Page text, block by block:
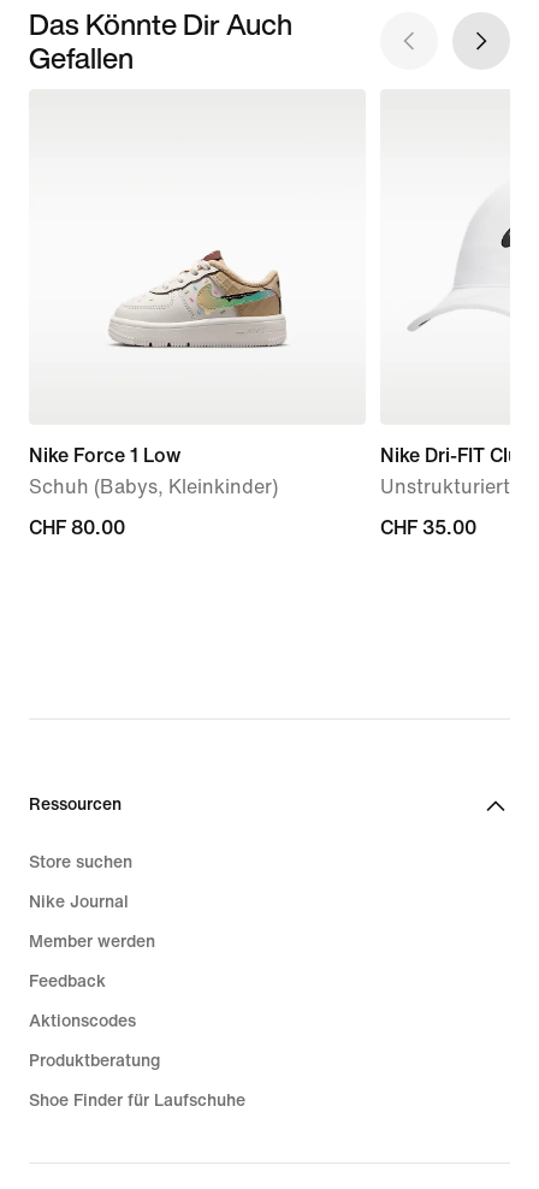
Das Könnte Dir Auch
Gefallen
Nike Force 1 Low
Schuh (Babys, Kleinkinder)
CHF 80.00
CHF 80.00
Nike Dri-FIT Club
Unstrukturierte
CHF 35.00
CHF 35.00
Ressourcen
Store suchen
Nike Journal
Member werden
Feedback
Aktionscodes
Produktberatung
Shoe Finder für Laufschuhe